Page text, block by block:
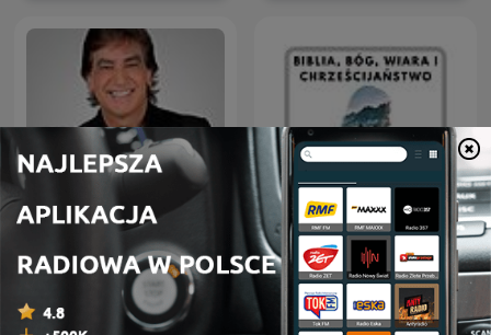
Dante Gebel Live
Biblia, Bóg, Wiara i
Chrześcijaństwo